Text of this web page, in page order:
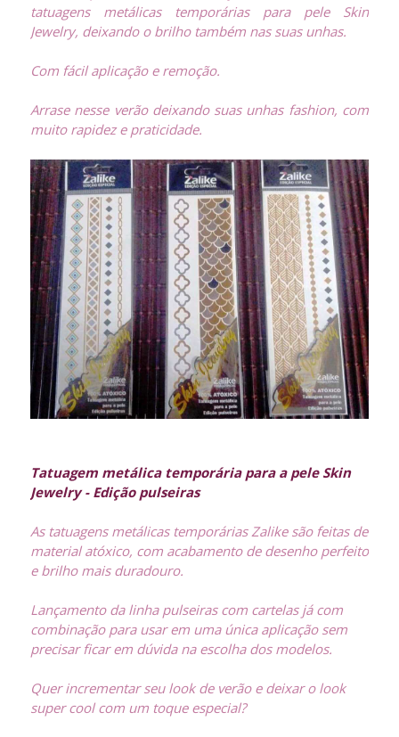
tatuagens metálicas temporárias para pele Skin
Jewelry, deixando o brilho também nas suas unhas.
Com fácil aplicação e remoção.
Arrase nesse verão deixando suas unhas fashion, com
muito rapidez e praticidade.
Tatuagem metálica temporária para a pele Skin
Jewelry - Edição pulseiras
As tatuagens metálicas temporárias Zalike são feitas de
material atóxico, com acabamento de desenho perfeito
e brilho mais duradouro.
Lançamento da linha pulseiras com cartelas já com
combinação para usar em uma única aplicação sem
precisar ficar em dúvida na escolha dos modelos.
Quer incrementar seu look de verão e deixar o look
super cool com um toque especial?